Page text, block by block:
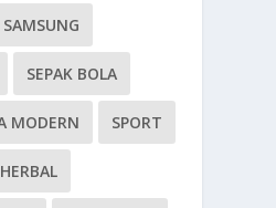
SAMSUNG
SEPAK BOLA
MODERN SPORT